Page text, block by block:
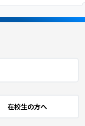
在校生の方へ